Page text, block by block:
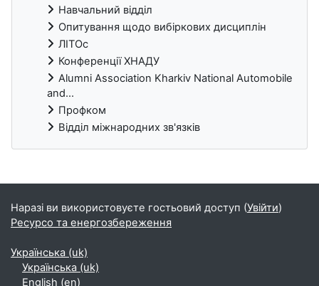
Навчальний відділ
Опитування щодо вибіркових дисциплін
ЛІТОс
Конференції ХНАДУ
Alumni Association Kharkiv National Automobile
and...
Профком
Відділ міжнародних зв'язків
Блоки
Наразі ви використовуєте гостьовий доступ (Увійти)
Ресурсо та енергозбереження
Українська ‎(uk)‎
Українська ‎(uk)‎
English ‎(en)‎